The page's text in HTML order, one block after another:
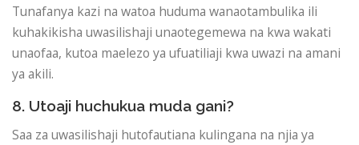
Tunafanya kazi na watoa huduma wanaotambulika ili
kuhakikisha uwasilishaji unaotegemewa na kwa wakati
unaofaa, kutoa maelezo ya ufuatiliaji kwa uwazi na amani
ya akili.
8. Utoaji huchukua muda gani?
Saa za uwasilishaji hutofautiana kulingana na njia ya